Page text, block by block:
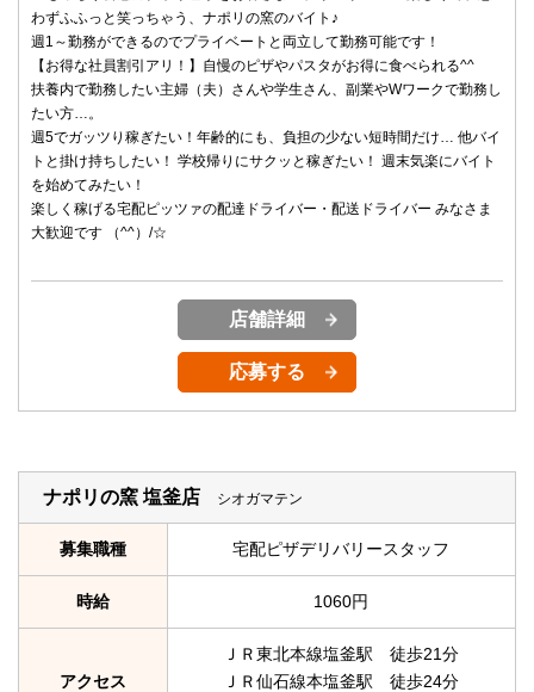
わずふふっと笑っちゃう、ナポリの窯のバイト♪
週1～勤務ができるのでプライベートと両立して勤務可能です！
【お得な社員割引アリ！】自慢のピザやパスタがお得に食べられる^^
扶養内で勤務したい主婦（夫）さんや学生さん、副業やWワークで勤務し
たい方…。
週5でガッツり稼ぎたい！年齢的にも、負担の少ない短時間だけ… 他バイ
トと掛け持ちしたい！ 学校帰りにサクッと稼ぎたい！ 週末気楽にバイト
を始めてみたい！
楽しく稼げる宅配ピッツァの配達ドライバー・配送ドライバー みなさま
大歓迎です （^^）/☆
店舗詳細
応募する
ナポリの窯 塩釜店 シオガマテン
募集職種 宅配ピザデリバリースタッフ
時給 1060円
アクセス
ＪＲ東北本線塩釜駅 徒歩21分
ＪＲ仙石線本塩釜駅 徒歩24分